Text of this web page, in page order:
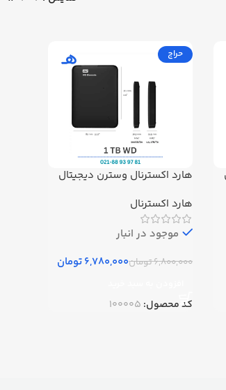
حراج
هارد اکسترنال وسترن دیجیتال
استوک
هارد اکسترنال
موجود در انبار
6,800,000تومان6,780,000تومان
کد محصول: 100005